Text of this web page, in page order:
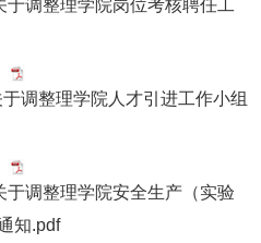
于调整理学院岗位考核聘任工
调整理学院人才引进工作小组
于调整理学院安全生产（实验
知.pdf